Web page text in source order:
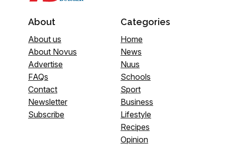
About
About us
About Novus
Advertise
FAQs
Contact
Newsletter
Subscribe
Categories
Home
News
Nuus
Schools
Sport
Business
Lifestyle
Recipes
Opinion